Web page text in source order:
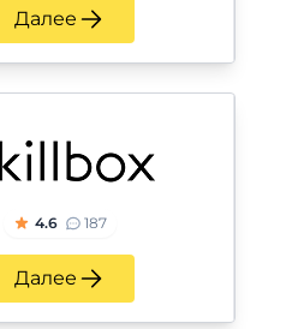
Далее
4.6 187
Далее